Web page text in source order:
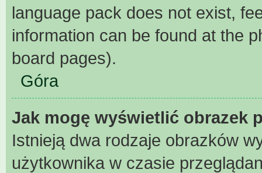
language pack does not exist,
information can be found at the
board pages).
Góra
Jak mogę wyświetlić obrazek
Istnieją dwa rodzaje obrazków
użytkownika w czasie